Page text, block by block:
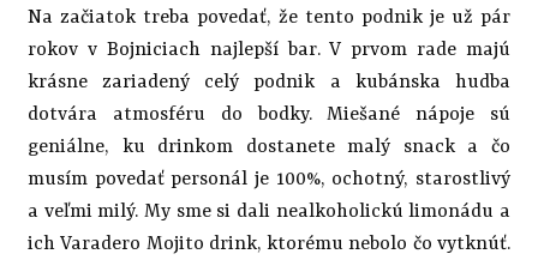
Na začiatok treba povedať, že tento podnik je už pár
rokov v Bojniciach najlepší bar. V prvom rade majú
krásne zariadený celý podnik a kubánska hudba
dotvára atmosféru do bodky. Miešané nápoje sú
geniálne, ku drinkom dostanete malý snack a čo
musím povedať personál je 100%, ochotný, starostlivý
a veľmi milý. My sme si dali nealkoholickú limonádu a
ich Varadero Mojito drink, ktorému nebolo čo vytknúť.